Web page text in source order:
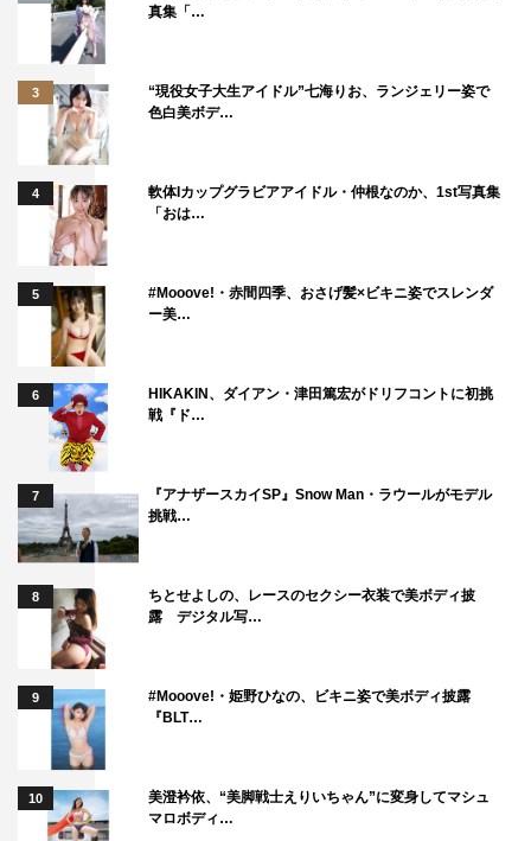
真集「…
3
“現役女子大生アイドル”七海りお、ランジェリー姿で
色白美ボデ…
4
軟体Iカップグラビアアイドル・仲根なのか、1st写真集
「おは…
5
#Mooove!・赤間四季、おさげ髪×ビキニ姿でスレンダ
ー美…
6
HIKAKIN、ダイアン・津田篤宏がドリフコントに初挑
戦『ド…
7
『アナザースカイSP』Snow Man・ラウールがモデル
挑戦…
8
ちとせよしの、レースのセクシー衣装で美ボディ披
露 デジタル写…
9
#Mooove!・姫野ひなの、ビキニ姿で美ボディ披露
『BLT…
10
美澄衿依、“美脚戦士えりいちゃん”に変身してマシュ
マロボディ…